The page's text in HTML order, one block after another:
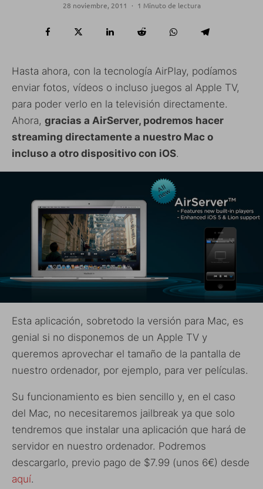
28 noviembre, 2011
· 1 Minuto de lectura
Hasta ahora, con la tecnología AirPlay, podíamos
enviar fotos, vídeos o incluso juegos al Apple TV,
para poder verlo en la televisión directamente.
Ahora, gracias a AirServer, podremos hacer
streaming directamente a nuestro Mac o
incluso a otro dispositivo con iOS.
Esta aplicación, sobretodo la versión para Mac, es
genial si no disponemos de un Apple TV y
queremos aprovechar el tamaño de la pantalla de
nuestro ordenador, por ejemplo, para ver películas.
Su funcionamiento es bien sencillo y, en el caso
del Mac, no necesitaremos jailbreak ya que solo
tendremos que instalar una aplicación que hará de
servidor en nuestro ordenador. Podremos
descargarlo, previo pago de $7.99 (unos 6€) desde
aquí.